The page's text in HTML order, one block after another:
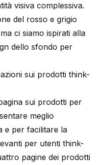
visiva complessiva.
del rosso e grigio
ci siamo ispirati alla
dello sfondo per
sui prodotti think-
sui prodotti per
meglio
e per facilitare la
per utenti think-
pagine dei prodotti